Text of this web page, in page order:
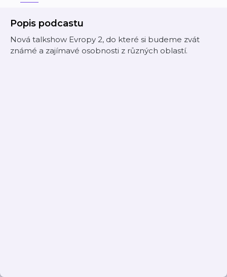
Popis podcastu
Nová talkshow Evropy 2, do které si budeme zvát
známé a zajímavé osobnosti z různých oblastí.